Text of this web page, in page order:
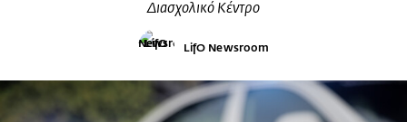
Διασχολικό Κέντρο
LifO Newsroom